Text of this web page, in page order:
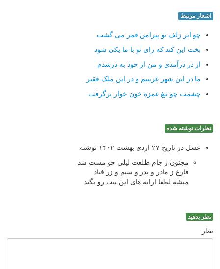
اشعار مرتبط
چو ابر زلف تو پیرامن قمر می گشت
بخت این کند که رای تو با ما یکی شود
از در درآمدی و من از خود به درشدم
ما در این شهر غریبیم و در این ملک فقیر
چشمت چو تیغ غمزه خون خوار برگرفت
نظرات نوشته شده
عسل در تاریخ ۲۷ اردی بهشت ۱۴۰۲ نوشته
مجنون ز جام طلعت لیلی چو مست شد
فارغ ز مادر و پدر و سیم و زر فتاد
میشه لطفا ارایه های این بیت رو بگید
نظر بدهید
نظر: